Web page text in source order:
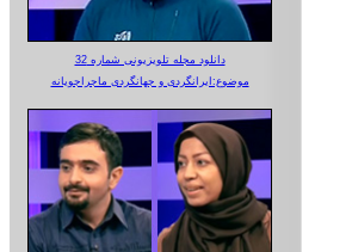
دانلود مجله تلویزیونی شماره 32
موضوع:ایرانگردی و جهانگردی ماجراجویانه